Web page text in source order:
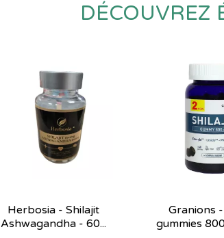
DÉCOUVREZ
Herbosia - Shilajit
Ashwagandha - 60...
Granions
gummies